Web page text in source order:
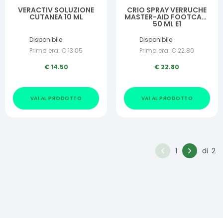
VERACTIV SOLUZIONE
CUTANEA 10 ML
Disponibile
Prima era: €13.05
€14.50
VAI AL PRODOTTO
CRIO SPRAY VERRUCHE
MASTER-AID FOOTCARE
50 ML E1
Disponibile
Prima era: €22.80
€ 22.80
VAI AL PRODOTTO
1 di 2